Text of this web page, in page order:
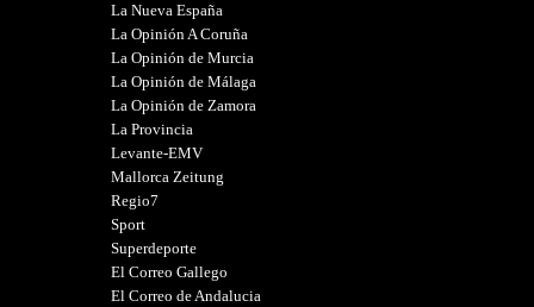
La Nueva España
La Opinión A Coruña
La Opinión de Murcia
La Opinión de Málaga
La Opinión de Zamora
La Provincia
Levante-EMV
Mallorca Zeitung
Regio7
Sport
Superdeporte
El Correo Gallego
El Correo de Andalucia